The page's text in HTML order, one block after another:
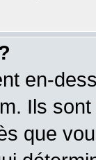
en-
Ils
que